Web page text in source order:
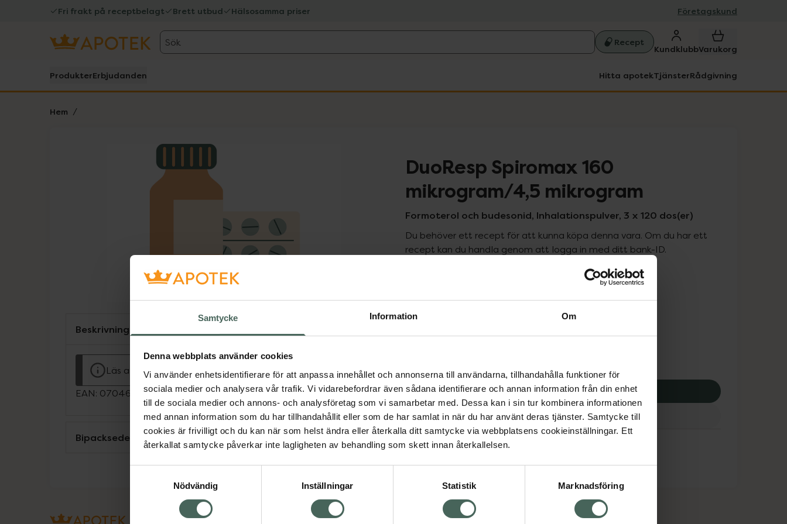
Samtycke Information Om
Denna webbplats använder cookies
Vi använder enhetsidentifierare för att anpassa innehållet och annonserna till användarna, tillhandahålla funktioner för
sociala medier och analysera vår trafik. Vi vidarebefordrar även sådana identifierare och annan information från din enhet
till de sociala medier och annons- och analysföretag som vi samarbetar med. Dessa kan i sin tur kombinera informationen
med annan information som du har tillhandahållit eller som de har samlat in när du har använt deras tjänster. Samtycke till
cookies är frivilligt och du kan när som helst ändra eller återkalla ditt samtycke via webbplatsens cookieinställningar. Ett
återkallat samtycke påverkar inte lagligheten av behandling som skett innan återkallelsen.
Nödvändig
Inställningar Statistik Marknadsföring
Fri frakt på receptbelagt Brett utbud Hälsosamma priser Företagskund
Sök Recept
KundklubbVarukorg
ProdukterErbjudanden Hitta apotekTjänsterRådgivning
Hem
Lista: . Innehåller 1 objekt.
DuoResp Spiromax 160
mikrogram/4,5 mikrogram
Formoterol och budesonid, Inhalationspulver, 3 x 120 dos(er)
Du behöver ett recept för att kunna köpa denna vara. Om du har ett
recept kan du handla genom att logga in med ditt bank-ID.
Pris med recept
Högkostnadsskyddet gäller
945,18 kr
Köp via ditt recept
Aktuella erbjudanden
Beskrivning
Läs alltid bipacksedeln innan användning.
EAN: 07046260731813
Bipacksedel från FASS Visa
Om recept och läkemedel